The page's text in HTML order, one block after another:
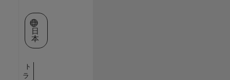
Web サイトの選択
日
本
ト
ラ